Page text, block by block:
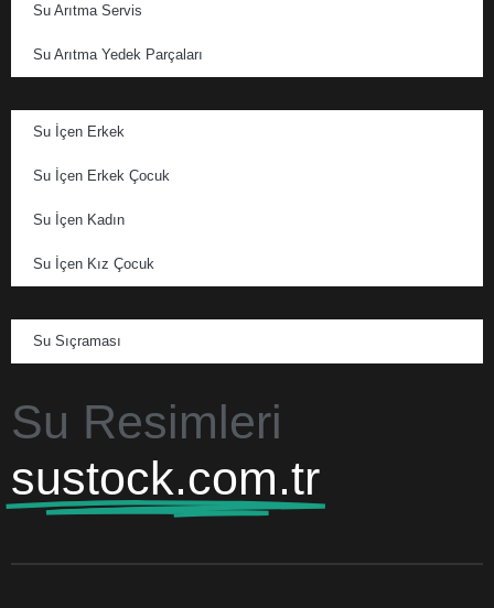
Su Arıtma Servis
Su Arıtma Yedek Parçaları
Su İçen Erkek
Su İçen Erkek Çocuk
Su İçen Kadın
Su İçen Kız Çocuk
Su Sıçraması
Su Resimleri
sustock.com.tr